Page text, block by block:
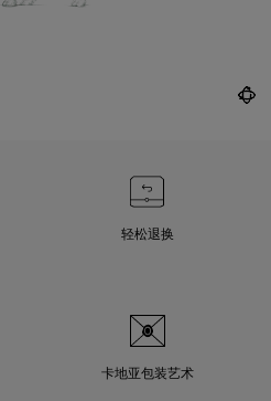
轻松退换
卡地亚包装艺术